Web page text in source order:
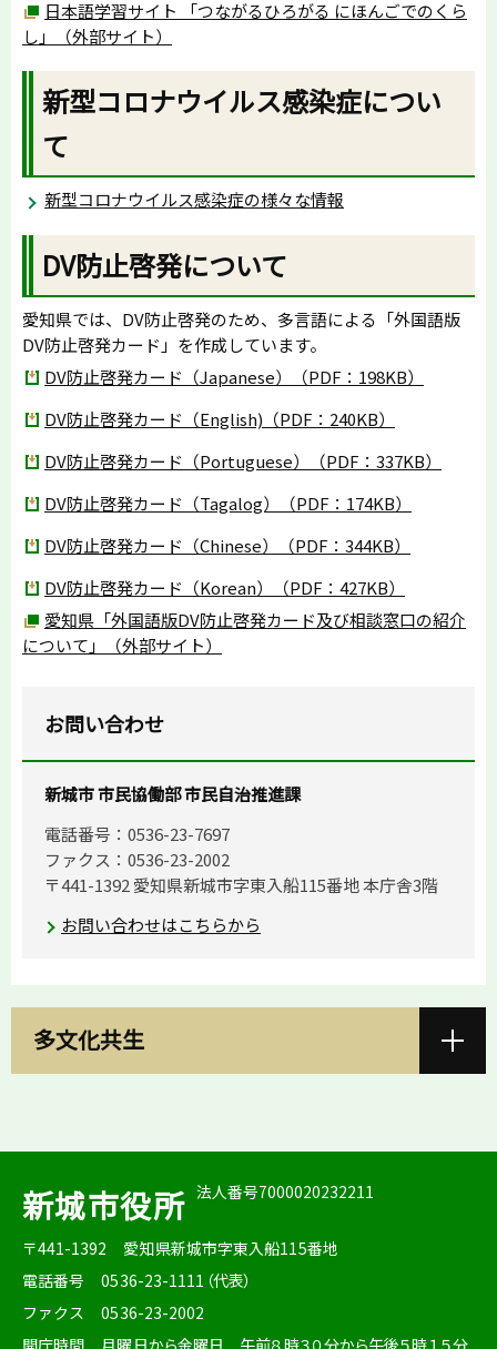
日本語学習サイト 「つながるひろがる にほんごでのくら
し」（外部サイト）
新型コロナウイルス感染症につい
て
新型コロナウイルス感染症の様々な情報
DV防止啓発について
愛知県では、DV防止啓発のため、多言語による「外国語版
DV防止啓発カード」を作成しています。
DV防止啓発カード（Japanese）（PDF：198KB）
DV防止啓発カード（English)（PDF：240KB）
DV防止啓発カード（Portuguese）（PDF：337KB）
DV防止啓発カード（Tagalog）（PDF：174KB）
DV防止啓発カード（Chinese）（PDF：344KB）
DV防止啓発カード（Korean）（PDF：427KB）
愛知県「外国語版DV防止啓発カード及び相談窓口の紹介
について」（外部サイト）
お問い合わせ
新城市 市民協働部 市民自治推進課
電話番号：0536-23-7697
ファクス：0536-23-2002
〒441-1392 愛知県新城市字東入船115番地 本庁舎3階
お問い合わせはこちらから
多文化共生
新城市役所 法人番号7000020232211
〒441-1392
愛知県新城市字東入船115番地
電話番号
0536-23-1111（代表）
ファクス
0536-23-2002